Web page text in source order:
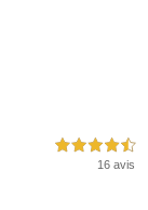
4,5 étoiles sur 5
16 avis